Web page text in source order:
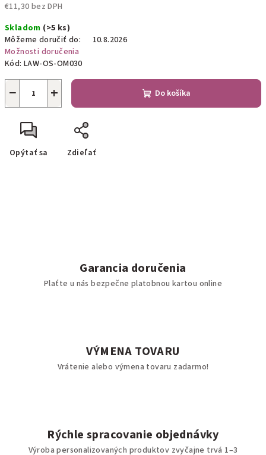
€11,30 bez DPH
cena:
Skladom (>5 ks)
Môžeme doručiť do:
10.8.2026
Možnosti doručenia
Kód: LAW-OS-OM030
+
− Do košíka
Opýtať sa Zdieľať
Garancia doručenia
Plaťte u nás bezpečne platobnou kartou online
VÝMENA TOVARU
Vrátenie alebo výmena tovaru zadarmo!
Rýchle spracovanie objednávky
Výroba personalizovaných produktov zvyčajne trvá 1–3